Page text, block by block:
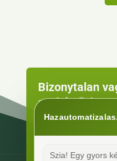
Bizonytalan
szakértőnket!
Szia! Egy gyors